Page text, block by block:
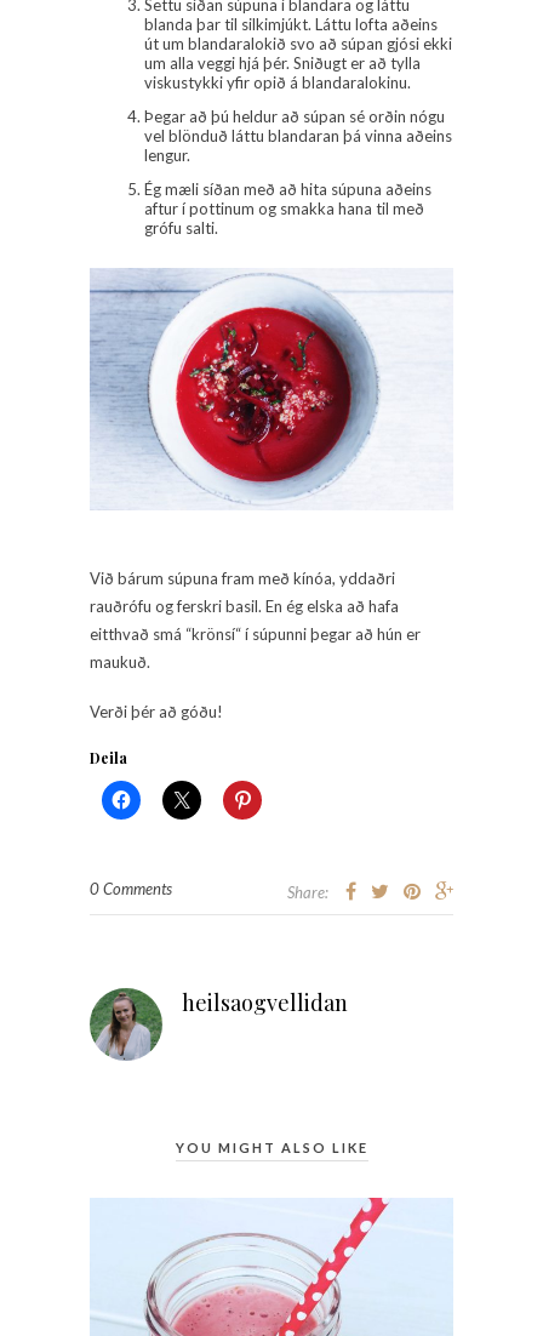
Settu síðan súpuna í blandara og láttu
blanda þar til silkimjúkt. Láttu lofta aðeins
út um blandaralokið svo að súpan gjósi ekki
um alla veggi hjá þér. Sniðugt er að tylla
viskustykki yfir opið á blandaralokinu.
Þegar að þú heldur að súpan sé orðin nógu
vel blönduð láttu blandaran þá vinna aðeins
lengur.
Ég mæli síðan með að hita súpuna aðeins
aftur í pottinum og smakka hana til með
grófu salti.
Við bárum súpuna fram með kínóa, yddaðri
rauðrófu og ferskri basil. En ég elska að hafa
eitthvað smá “krönsí“ í súpunni þegar að hún er
maukuð.
Verði þér að góðu!
Deila
0 Comments Share:
heilsaogvellidan
YOU MIGHT ALSO LIKE